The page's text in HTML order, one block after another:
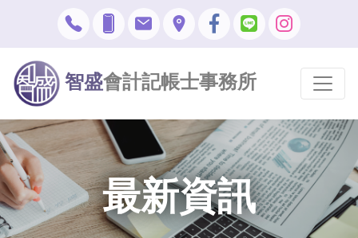
智盛會計記帳士事務所
最新資訊